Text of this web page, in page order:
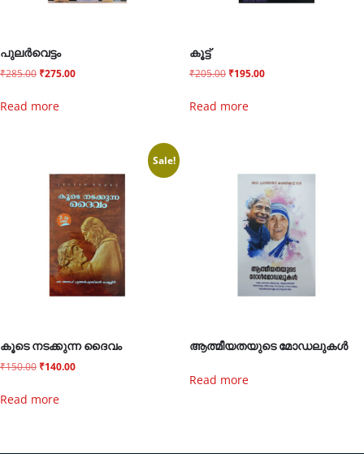
പുലർവെട്ടം
₹285.00 ₹275.00
Read more
കൂട്ട്
₹205.00 ₹195.00
Read more
Sale!
കൂടെ നടക്കുന്ന ദൈവം
₹150.00 ₹140.00
Read more
ആത്മീയതയുടെ മോഡലുകൾ
Read more